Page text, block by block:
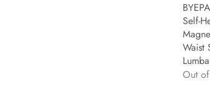
Self-
Waist
Out